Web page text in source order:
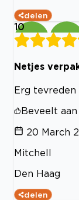
delen
10
Netjes
Erg tevreden
Beveelt aan
20 March
Mitchell
Den Haag
delen